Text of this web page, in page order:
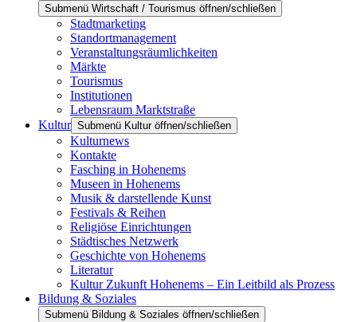
Submenü Wirtschaft / Tourismus öffnen/schließen
Stadtmarketing
Standortmanagement
Veranstaltungsräumlichkeiten
Märkte
Tourismus
Institutionen
Lebensraum Marktstraße
Kultur Submenü Kultur öffnen/schließen
Kulturnews
Kontakte
Fasching in Hohenems
Museen in Hohenems
Musik & darstellende Kunst
Festivals & Reihen
Religiöse Einrichtungen
Städtisches Netzwerk
Geschichte von Hohenems
Literatur
Kultur Zukunft Hohenems – Ein Leitbild als Prozess
Bildung & Soziales
Submenü Bildung & Soziales öffnen/schließen